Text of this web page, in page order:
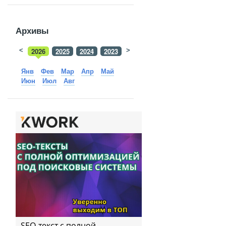
Архивы
2026 2025 2024 2023 2022
< >
Янв Фев Мар Апр
Май
Июн
Июл Авг